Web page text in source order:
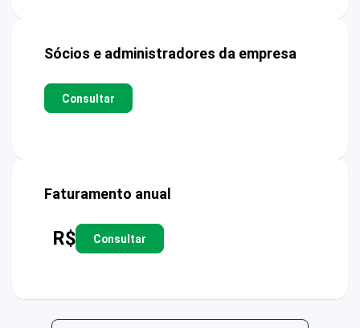
Sócios e administradores da empresa
Consultar
Faturamento anual
R$ Consultar